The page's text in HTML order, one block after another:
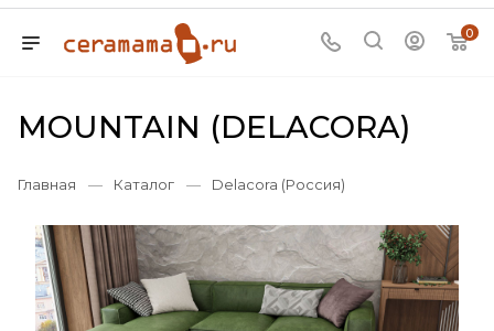
0
MOUNTAIN (DELACORA)
Главная — Каталог — Delacora (Россия)